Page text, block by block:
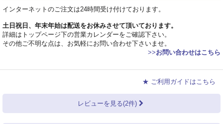
インターネットのご注文は24時間受け付けております。
土日祝日、年末年始は配送をお休みさせて頂いております。
詳細はトップページ下の営業カレンダーをご確認下さい。
その他ご不明な点は、お気軽にお問い合わせ下さいませ。
>>お問い合わせはこちら
★ ご利用ガイドはこちら
レビューを見る(2件)